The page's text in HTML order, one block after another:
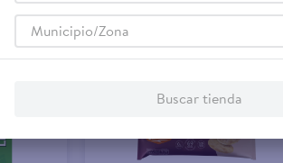
Municipio/Zona
Buscar tienda